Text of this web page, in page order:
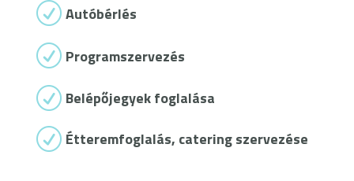
RAutóbérlés
R Programszervezés
R Belépőjegyek foglalása
R Étteremfoglalás, catering szervezése